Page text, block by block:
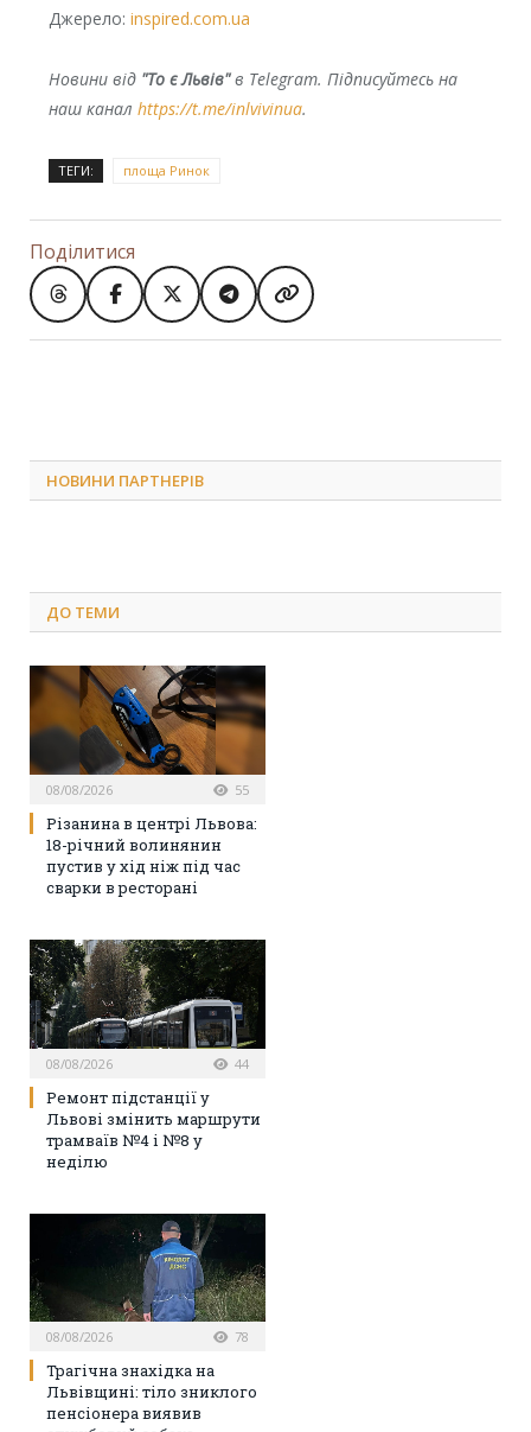
Джерело: inspired.com.ua
Новини від "То є Львів"в Telegram. Підписуйтесь на
наш канал https://t.me/inlvivinua.
ТЕГИ: площа Ринок
Поділитися
НОВИНИ ПАРТНЕРІВ
ДО ТЕМИ
08/08/2026 55
Різанина в центрі Львова:
18-річний волинянин
пустив у хід ніж під час
сварки в ресторані
08/08/2026 44
Ремонт підстанції у
Львові змінить маршрути
трамваїв №4 і №8 у
неділю
08/08/2026 78
Трагічна знахідка на
Львівщині: тіло зниклого
пенсіонера виявив